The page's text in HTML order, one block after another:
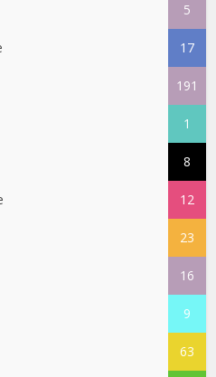
5
17
191
1
8
12
23
16
9
63